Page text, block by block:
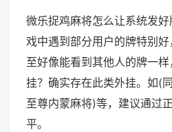
微乐捉鸡麻将怎么让系统发
戏中遇到部分用户的牌特别
至好像能看到其他人的牌一
挂？确实存在此类外挂。如(
至尊内蒙麻将)等，建议通过
平。